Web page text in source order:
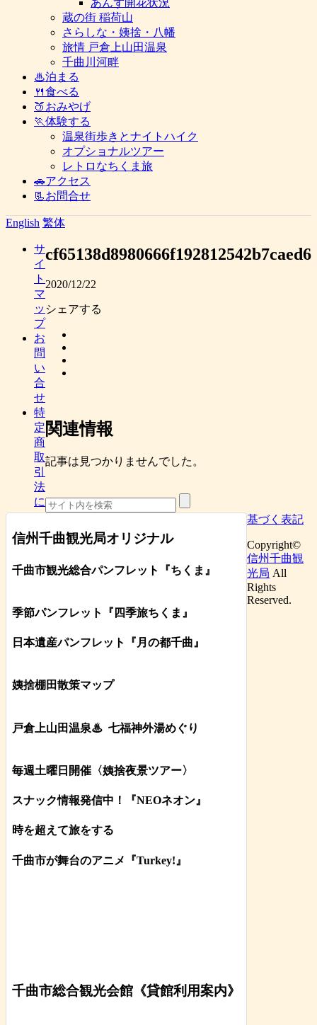
あんず開花状況
蔵の街 稲荷山
さらしな・姨捨・八幡
旅情 戸倉上山田温泉
千曲川河畔
♨泊まる
🍴食べる
🍑おみやげ
🏃体験する
温泉街歩きとナイトハイク
オプショナルツアー
レトロなちくま旅
🚗アクセス
📃お問合せ
English 繁体
cf65138d8980666f192812542b7caed6
2020/12/22
シェアする
関連情報
記事は見つかりませんでした。
信州千曲観光局オリジナル
千曲市観光総合パンフレット 『ちくま 』
季節パンフレット『四季旅ちくま』
日本遺産パンフレット 『月の都千曲 』
姨捨棚田散策マップ
戸倉上山田温泉♨ 七福神外湯めぐり
毎週土曜日開催〈姨捨夜景ツアー〉
スナック情報発信中！『NEOネオン』
時を超えて旅をする
千曲市が舞台のアニメ『Turkey!』
千曲市総合観光会館《貸館利用案内》
サ
イ
ト
マ
ッ
プ
お
問
い
合
せ
特
定
商
取
引
法
に
基づく表記
Copyright©
信州千曲観
光局 All
Rights
Reserved.